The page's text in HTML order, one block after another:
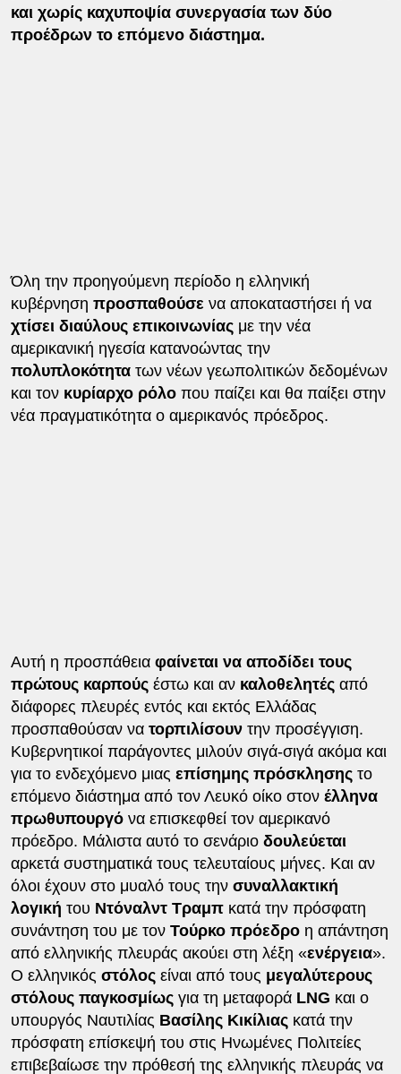
και χωρίς καχυποψία συνεργασία των δύο
προέδρων το επόμενο διάστημα.
Όλη την προηγούμενη περίοδο η ελληνική
κυβέρνηση προσπαθούσε να αποκαταστήσει ή να
χτίσει διαύλους επικοινωνίαςμε την νέα
αμερικανική ηγεσία κατανοώντας την
πολυπλοκότητα των νέων γεωπολιτικών δεδομένων
και τον κυρίαρχο ρόλοπου παίζει και θα παίξει στην
νέα πραγματικότητα ο αμερικανός πρόεδρος.
Αυτή η προσπάθεια φαίνεται να αποδίδει τους
πρώτους καρπούςέστω και αν καλοθελητές από
διάφορες πλευρές εντός και εκτός Ελλάδας
προσπαθούσαν να τορπιλίσουν την προσέγγιση.
Κυβερνητικοί παράγοντες μιλούν σιγά-σιγά ακόμα και
για το ενδεχόμενο μιας επίσημης πρόσκλησηςτο
επόμενο διάστημα από τον Λευκό οίκο στον έλληνα
πρωθυπουργόνα επισκεφθεί τον αμερικανό
πρόεδρο. Μάλιστα αυτό το σενάριο δουλεύεται
αρκετά συστηματικά τους τελευταίους μήνες. Και αν
όλοι έχουν στο μυαλό τους την συναλλακτική
λογική του Ντόναλντ Τραμπκατά την πρόσφατη
συνάντηση του με τον Τούρκο πρόεδροη απάντηση
από ελληνικής πλευράς ακούει στη λέξη «ενέργεια».
Ο ελληνικός στόλος είναι από τους μεγαλύτερους
στόλους παγκοσμίωςγια τη μεταφορά LNG και ο
υπουργός Ναυτιλίας Βασίλης Κικίλιαςκατά την
πρόσφατη επίσκεψή του στις Ηνωμένες Πολιτείες
επιβεβαίωσε την πρόθεσή της ελληνικής πλευράς να